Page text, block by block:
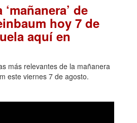
de
hoy 7 de
aquí en
más relevantes de la mañanera
este viernes 7 de agosto.